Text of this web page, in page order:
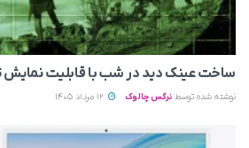
ساخت عینک دید در شب با قابلیت نمایش
نوشته شده توسط نرگس چالوک